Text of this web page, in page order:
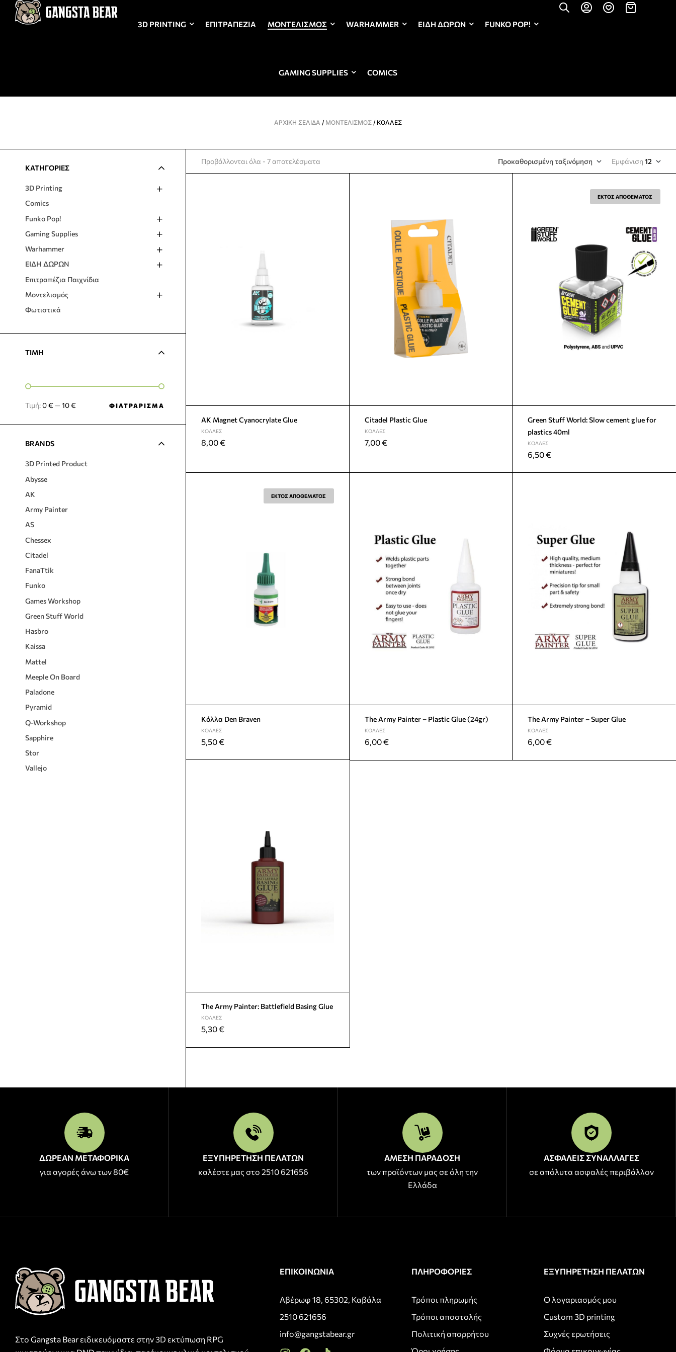
3D PRINTING ΕΠΙΤΡΑΠΈΖΙΑ ΜΟΝΤΕΛΙΣΜΌΣ WARHAMMER ΕΊΔΗ ΔΏΡΩΝ FUNKO POP!
GAMING SUPPLIES COMICS
ΑΡΧΙΚΉ ΣΕΛΊΔΑ / ΜΟΝΤΕΛΙΣΜΌΣ / ΚΌΛΛΕΣ
Προβάλλονται όλα - 7 αποτελέσματα Προκαθορισμένη ταξινόμηση Εμφάνιση 12
AK Magnet Cyanocrylate Glue
ΚΌΛΛΕΣ
8,00€
Citadel Plastic Glue
ΚΌΛΛΕΣ
7,00€
ΕΚΤΟΣ ΑΠΟΘΕΜΑΤΟΣ
Green Stuff World: Slow cement glue for
plastics 40ml
ΚΌΛΛΕΣ
6,50€
ΕΚΤΟΣ ΑΠΟΘΕΜΑΤΟΣ
Kόλλα Den Braven
ΚΌΛΛΕΣ
5,50€
The Army Painter – Plastic Glue (24gr)
ΚΌΛΛΕΣ
6,00€
The Army Painter – Super Glue
ΚΌΛΛΕΣ
6,00€
The Army Painter: Battlefield Basing Glue
ΚΌΛΛΕΣ
5,30€
ΚΑΤΗΓΟΡΙΕΣ
3D Printing
Comics
Funko Pop!
Gaming Supplies
Warhammer
ΕΙΔΗ ΔΩΡΩΝ
Επιτραπέζια Παιχνίδια
Μοντελισμός
Φωτιστικά
TIMH
ΦΙΛΤΡΆΡΙΣΜΑ
Τιμή:0 € — 10 €
BRANDS
3D Printed Product
Abysse
AK
Army Painter
AS
Chessex
Citadel
FanaTtik
Funko
Games Workshop
Green Stuff World
Hasbro
Kaissa
Mattel
Meeple On Board
Paladone
Pyramid
Q-Workshop
Sapphire
Stor
Vallejo
ΔΩΡΕΑΝ ΜΕΤΑΦΟΡΙΚΑ
για αγορές άνω των 80€
ΕΞΥΠΗΡΕΤΗΣΗ ΠΕΛΑΤΩΝ
καλέστε μας στο 2510 621656
ΑΜΕΣΗ ΠΑΡΑΔΟΣΗ
των προϊόντων μας σε όλη την
Ελλάδα
ΑΣΦΑΛΕΙΣ ΣΥΝΑΛΛΑΓΕΣ
σε απόλυτα ασφαλές περιβάλλον
Στο Gangsta Bear ειδικευόμαστε στην 3D εκτύπωση RPG
ΕΠΙΚΟΙΝΩΝΙΑ
Αβέρωφ 18, 65302, Καβάλα
2510 621656
info@gangstabear.gr
ΠΛΗΡΟΦΟΡΙΕΣ
Τρόποι πληρωμής
Τρόποι αποστολής
Πολιτική απορρήτου
ΕΞΥΠΗΡΕΤΗΣΗ ΠΕΛΑΤΩΝ
Ο λογαριασμός μου
Custom 3D printing
Συχνές ερωτήσεις